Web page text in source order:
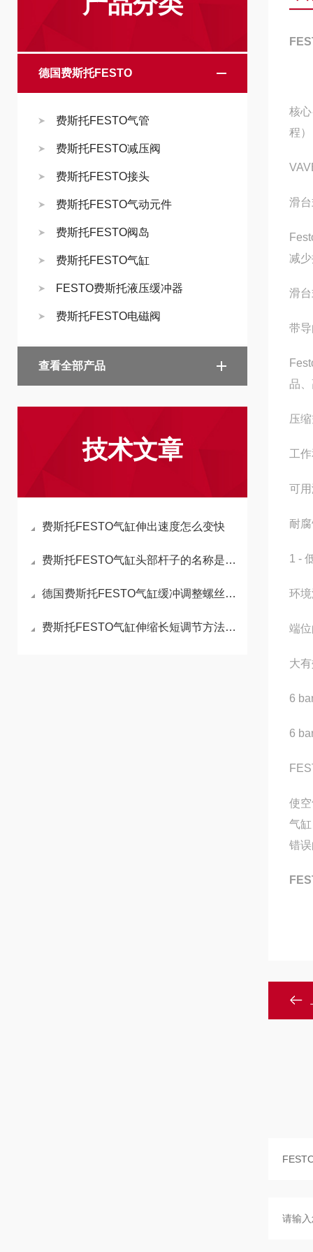
德国费斯托FESTO
费斯托FESTO气管
费斯托FESTO减压阀
费斯托FESTO接头
费斯托FESTO气动元件
费斯托FESTO阀岛
费斯托FESTO气缸
FESTO费斯托液压缓冲器
费斯托FESTO电磁阀
查看全部产品
技术文章
费斯托FESTO气缸伸出速度怎么变快
费斯托FESTO气缸头部杆子的名称是什么
德国费斯托FESTO气缸缓冲调整螺丝的功能与调整方法
费斯托FESTO气缸伸缩长短调节方法分享
核
程
滑
减
滑
带
品
压
工
可
耐
1 -
环
端
大
6
6
使
气
错